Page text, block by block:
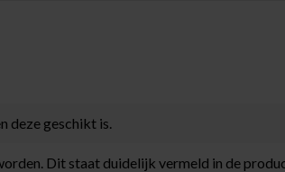
deze geschikt is.
Dit staat duidelijk vermeld in de